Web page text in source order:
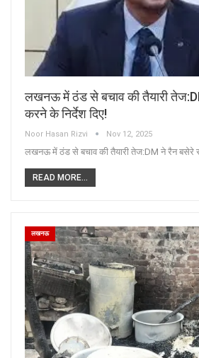
लखनऊ में ठंड से बचाव की तैयारी
करने के निर्देश दिए!
Noor Hasan Rizvi Nov 12, 2025
लखनऊ में ठंड से बचाव की तैयारी तेज:DM ने रैन बसेरे
READ MORE...
लखनऊ